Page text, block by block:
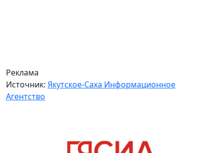
Реклама
Источник: Якутское-Саха Информационное
Агентство